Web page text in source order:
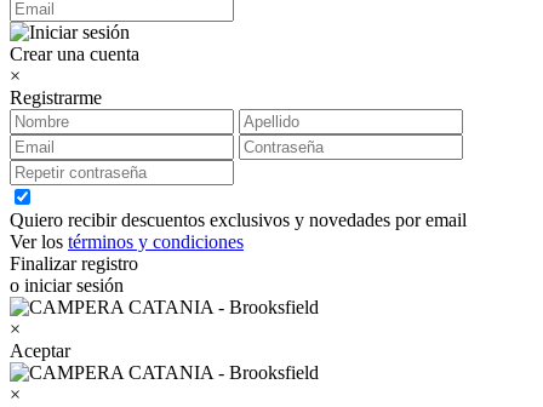
Crear una cuenta
×
Registrarme
Quiero recibir descuentos exclusivos y novedades por email
Ver los términos y condiciones
Finalizar registro
o iniciar sesión
×
Aceptar
×